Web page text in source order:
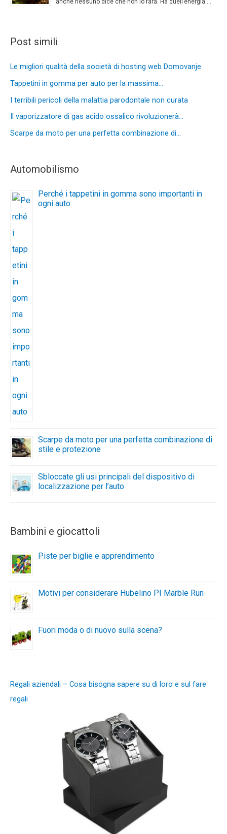
anche nessuno dice che non lo farà. Ha quell’energia …
Post simili
Le migliori qualità della società di hosting web Domovanje
Tappetini in gomma per auto per la massima…
I terribili pericoli della malattia parodontale non curata
Il vaporizzatore di gas acido ossalico rivoluzionerà…
Scarpe da moto per una perfetta combinazione di…
Automobilismo
Perché i tappetini in gomma sono importanti in
ogni auto
Scarpe da moto per una perfetta combinazione di
stile e protezione
Sbloccate gli usi principali del dispositivo di
localizzazione per l’auto
Bambini e giocattoli
Piste per biglie e apprendimento
Motivi per considerare Hubelino PI Marble Run
Fuori moda o di nuovo sulla scena?
Regali aziendali – Cosa bisogna sapere su di loro e sul fare
regali